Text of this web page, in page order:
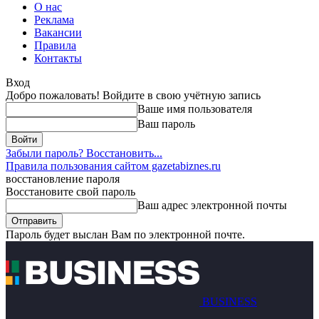
О нас
Реклама
Вакансии
Правила
Контакты
Вход
Добро пожаловать! Войдите в свою учётную запись
Ваше имя пользователя
Ваш пароль
Забыли пароль? Восстановить...
Правила пользования сайтом gazetabiznes.ru
восстановление пароля
Восстановите свой пароль
Ваш адрес электронной почты
Пароль будет выслан Вам по электронной почте.
BUSINESS